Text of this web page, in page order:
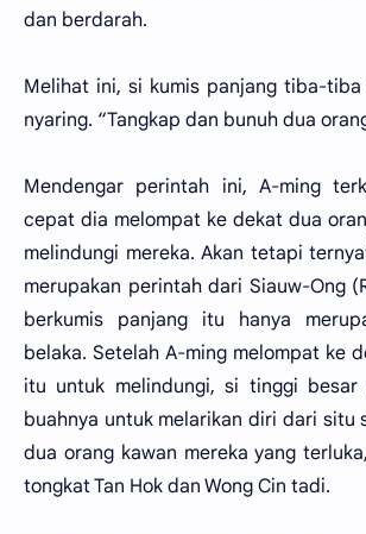
dan berdarah.
Melihat ini, si kumis panjang tiba-tiba
nyaring. “Tangkap dan bunuh dua
Mendengar perintah ini, A-ming
cepat dia melompat ke dekat dua
melindungi mereka. Akan tetapi
merupakan perintah dari Siauw-Ong
berkumis panjang itu hanya
belaka. Setelah A-ming melompat ke
itu untuk melindungi, si tinggi besar
buahnya untuk melarikan diri dari situ
dua orang kawan mereka yang
tongkat Tan Hok dan Wong Cin tadi.